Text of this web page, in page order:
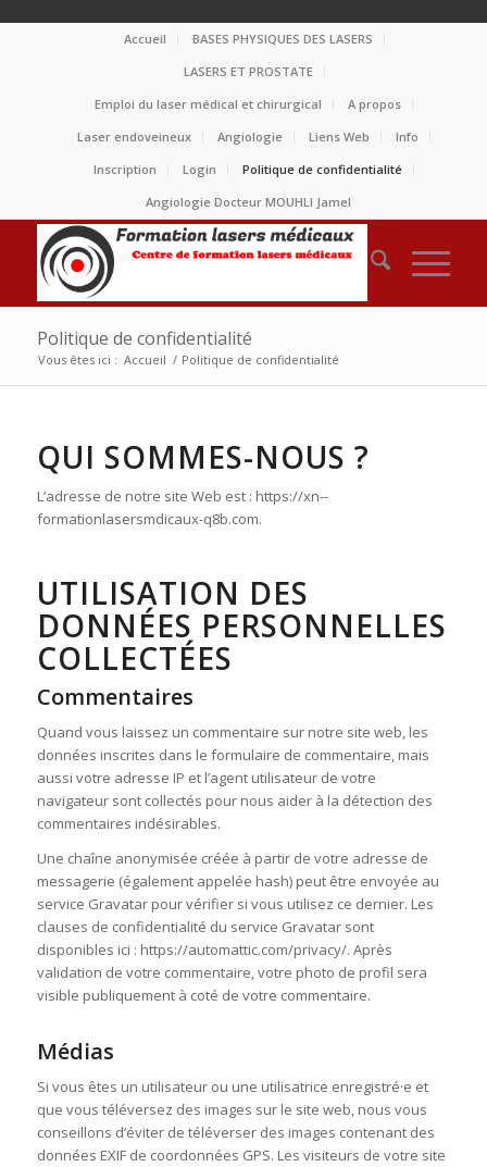
Accueil
BASES PHYSIQUES DES LASERS
LASERS ET PROSTATE
Emploi du laser médical et chirurgical
A propos
Laser endoveineux
Angiologie Liens Web
Info
Inscription
Login
Politique de confidentialité
Angiologie Docteur MOUHLI Jamel
Politique de confidentialité
Vous êtes ici : Accueil / Politique de confidentialité
QUI SOMMES-NOUS ?
L’adresse de notre site Web est : https://xn--
formationlasersmdicaux-q8b.com.
UTILISATION DES
DONNÉES PERSONNELLES
COLLECTÉES
Commentaires
Quand vous laissez un commentaire sur notre site web, les
données inscrites dans le formulaire de commentaire, mais
aussi votre adresse IP et l’agent utilisateur de votre
navigateur sont collectés pour nous aider à la détection des
commentaires indésirables.
Une chaîne anonymisée créée à partir de votre adresse de
messagerie (également appelée hash) peut être envoyée au
service Gravatar pour vérifier si vous utilisez ce dernier. Les
clauses de confidentialité du service Gravatar sont
disponibles ici : https://automattic.com/privacy/. Après
validation de votre commentaire, votre photo de profil sera
visible publiquement à coté de votre commentaire.
Médias
Si vous êtes un utilisateur ou une utilisatrice enregistré·e et
que vous téléversez des images sur le site web, nous vous
conseillons d’éviter de téléverser des images contenant des
données EXIF de coordonnées GPS. Les visiteurs de votre site